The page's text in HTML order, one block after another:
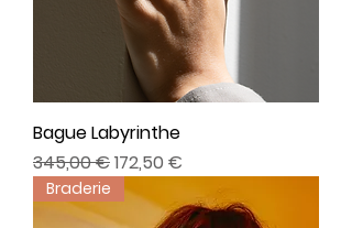
Bague Labyrinthe
Precio
345,00 €Precio de oferta
172,50 €
Braderie